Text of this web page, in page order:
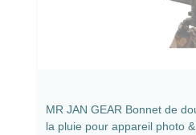
MR JAN GEAR Bonnet de
la pluie pour appareil photo